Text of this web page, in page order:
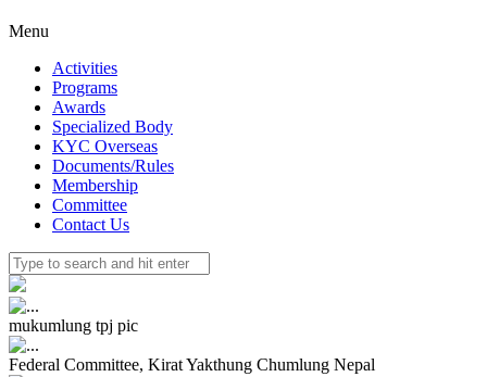
Menu
Activities
Programs
Awards
Specialized Body
KYC Overseas
Documents/Rules
Membership
Committee
Contact Us
mukumlung tpj pic
Federal Committee, Kirat Yakthung Chumlung Nepal